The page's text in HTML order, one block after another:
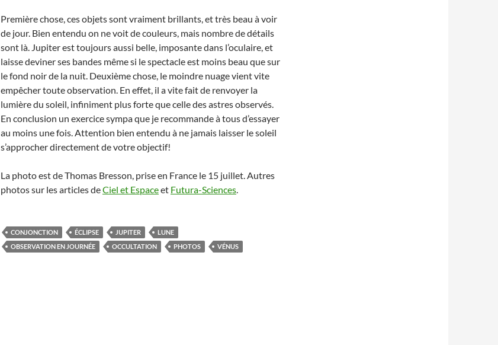
Première chose, ces objets sont vraiment brillants, et très beau à voir
de jour. Bien entendu on ne voit de couleurs, mais nombre de détails
sont là. Jupiter est toujours aussi belle, imposante dans l’oculaire, et
laisse deviner ses bandes même si le spectacle est moins beau que sur
le fond noir de la nuit. Deuxième chose, le moindre nuage vient vite
empêcher toute observation. En effet, il a vite fait de renvoyer la
lumière du soleil, infiniment plus forte que celle des astres observés.
En conclusion un exercice sympa que je recommande à tous d’essayer
au moins une fois. Attention bien entendu à ne jamais laisser le soleil
s’approcher directement de votre objectif!
La photo est de Thomas Bresson, prise en France le 15 juillet. Autres
photos sur les articles deCiel et Espaceet Futura-Sciences.
CONJONCTION ÉCLIPSE JUPITER
LUNE
OBSERVATION EN JOURNÉE
OCCULTATION PHOTOS VÉNUS